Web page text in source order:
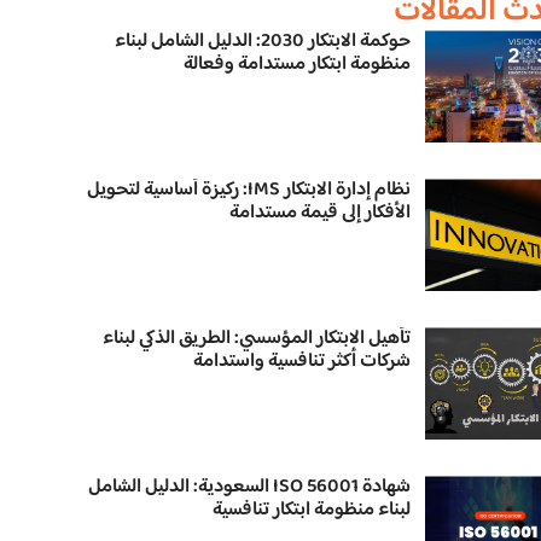
المقالات
حوكمة الابتكار 2030: الدليل الشامل لبناء
منظومة ابتكار مستدامة وفعالة
نظام إدارة الابتكار IMS: ركيزة أساسية لتحويل
الأفكار إلى قيمة مستدامة
تأهيل الابتكار المؤسسي: الطريق الذكي لبناء
شركات أكثر تنافسية واستدامة
شهادة ISO 56001 السعودية: الدليل الشامل
لبناء منظومة ابتكار تنافسية